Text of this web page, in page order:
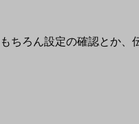
ちろん設定の確認とか、